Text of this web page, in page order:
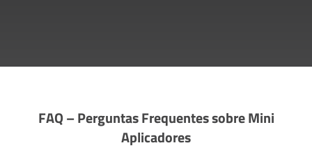
FAQ – Perguntas Frequentes sobre Mini
Aplicadores